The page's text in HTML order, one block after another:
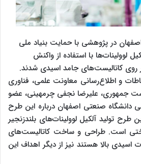
در پژوهشی با حمایت بنیاد ملی
لوولینات‌ها با استفاده از واکنش
روی کاتالیست‌های جامد اسیدی شدند.
و اطلاع‌رسانی معاونت علمی، فناوری
جمهوری، علیرضا نجفی چرمهینی، عضو
صنعتی اصفهان درباره این طرح
تولید آلکیل لوولینات‌های بلندزنجیر
است. طراحی و ساخت کاتالیست‌های
اسیدی بالا هستند نیز از دیگر اهداف این